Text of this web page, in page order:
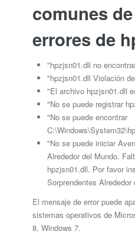
comunes
errores de
"hpzjsn01.dll no
"hpzjsn01.dll Violación
"El archivo hpzjsn01.dll
"No se puede registrar
"No se puede encontrar
"No se puede iniciar
Alrededor del Mundo.
hpzjsn01.dll. Por favor
Sorprendentes
El mensaje de error puede
sistemas operativos de
8, Windows 7.